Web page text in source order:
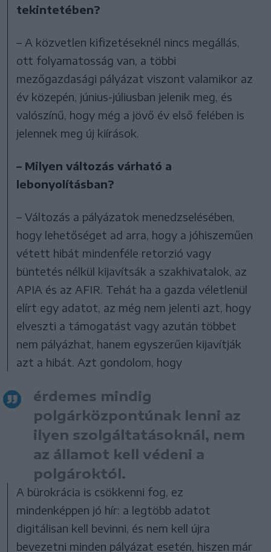
tekintetében?
– A közvetlen kifizetéseknél nincs megállás,
ott folyamatosság van, a többi
mezőgazdasági pályázat viszont valamikor az
év közepén, június-júliusban jelenik meg, és
valószínű, hogy még a jövő év első felében is
jelennek meg új kiírások.
– Milyen változás várható a
lebonyolításban?
– Változás a pályázatok menedzselésében,
hogy lehetőséget ad arra, hogy a jóhiszeműen
vétett hibát mindenféle retorzió vagy
büntetés nélkül kijavítsák a szakhivatalok, az
APIA és az AFIR. Tehát ha a gazda véletlenül
elírt egy adatot, az még nem jelenti azt, hogy
elveszti a támogatást vagy azután többet
nem pályázhat, hanem egyszerűen kijavítják
azt a hibát. Azt gondolom, hogy
érdemes mindig
polgárközpontúnak lenni az
ilyen szolgáltatásoknál, nem
az államot kell védeni a
polgároktól.
A bürokrácia is csökkenni fog, ez
mindenképpen jó hír: a legtöbb adatot
digitálisan kell bevinni, és nem kell újra
bevezetni minden pályázat esetén, hiszen már